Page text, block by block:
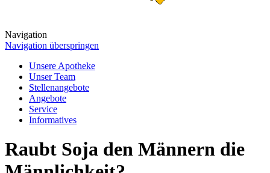
Navigation
Navigation überspringen
Unsere Apotheke
Unser Team
Stellenangebote
Angebote
Service
Informatives
Raubt Soja den Männern die